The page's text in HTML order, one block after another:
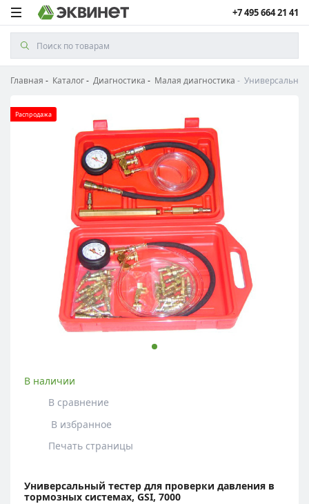
+7 495 664 21 41
Главная Каталог Диагностика Малая диагностика
Распродажа
В наличии
В сравнение
В избранное
Печать страницы
Универсальный тестер для проверки давления в
тормозных системах, GSI, 7000